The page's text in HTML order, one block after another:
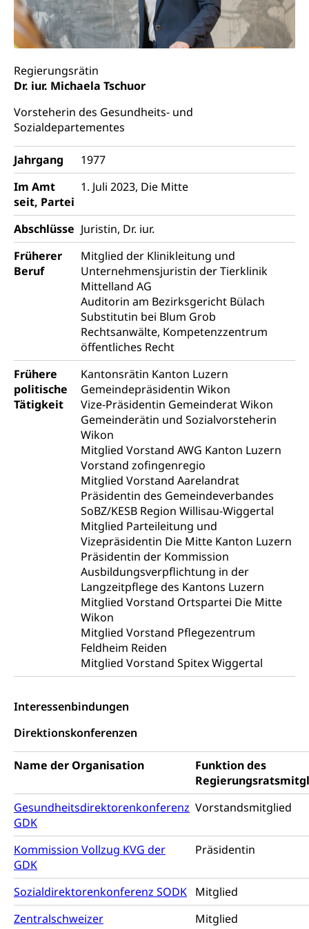
Regierungsrätin
Dr. iur. Michaela Tschuor
Vorsteherin des Gesundheits- und
Sozialdepartementes
Jahrgang
1977
Im Amt
seit, Partei
1. Juli 2023, Die Mitte
Abschlüsse Juristin, Dr. iur.
Früherer
Beruf
Mitglied der Klinikleitung und
Unternehmensjuristin der Tierklinik
Mittelland AG
Auditorin am Bezirksgericht Bülach
Substitutin bei Blum Grob
Rechtsanwälte, Kompetenzzentrum
öffentliches Recht
Frühere
politische
Tätigkeit
Kantonsrätin Kanton Luzern
Gemeindepräsidentin Wikon
Vize-Präsidentin Gemeinderat Wikon
Gemeinderätin und Sozialvorsteherin
Wikon
Mitglied Vorstand AWG Kanton Luzern
Vorstand zofingenregio
Mitglied Vorstand Aarelandrat
Präsidentin des Gemeindeverbandes
SoBZ/KESB Region Willisau-Wiggertal
Mitglied Parteileitung und
Vizepräsidentin Die Mitte Kanton Luzern
Präsidentin der Kommission
Ausbildungsverpflichtung in der
Langzeitpflege des Kantons Luzern
Mitglied Vorstand Ortspartei Die Mitte
Wikon
Mitglied Vorstand Pflegezentrum
Feldheim Reiden
Mitglied Vorstand Spitex Wiggertal
Interessenbindungen
Direktionskonferenzen
Name der Organisation
Funktion des
Gesundheitsdirektorenkonferenz
GDK
Vorstandsmitglied
Kommission Vollzug KVG der
GDK
Präsidentin
Sozialdirektorenkonferenz SODK Mitglied
Zentralschweizer
Mitglied
Archiv der Denkmalpflege
Dienststelle Kultur
Kunst & Kultur (Luzern Tourismus)
Kulturförderung
kulturelles Angebot, Kulturerbe, kulturelles Erbe,
Nachwuchsförderung, Vermittlung, Selektive
Förderung, Kulturausschreibungen, Kulturpreis,
Werkbeitrag, Produktionsbeitrag, Recherche,
Bildende Kunst, Angewandte Kunst, Theater/Tanz,
Musik, Entwicklung, Programmbeiträge,
Filmförderung, Regionale Förderfonds,
Werkankäufe, Kunstankäufe, Kunst und Bau, Schule
und Kultur, Kulturgesuche, Kulturvermittlung
Kulturförderung und Vermittlung
Angebote für Schulklassen
Zentralschweizer Filmförderung
Mobilität
Schiene und öffentlicher Verkehr
Schienenverkehr, Zugverkehr, Bahnverkehr,
Transportmittel, öffentlicher Verkehr
Verkehrsverbund Luzern VVL
Öffentlicher Verkehr Luzern Mobil
Schifffahrt
Schiffsverkehr, Binnenschifffahrt, Seeschifffahrt,
Flussschifffahrt
Schifffahrt (Strassenverkehrsamt)
Strasse
Autoverkehr, Lastwagenverkehr, Schwerverkehr,
leistungsabhängige Schwerverkehrsabgabe,
Langsamverkehr, Transportmittel, Auto, Motorrad,
Individualverkehr
zentras (Betrieb und Unterhalt LU, OW, NW,
ZG)
Strassenverkehrsamt
Verkehr und Infrastruktur vif
Kantonsstrassen
Persönliches
Geburt, Heirat, Ehe, Partnerschaft, Tod,
Zivilstandsamt, Zivilstandsregiste
Zivilstandswesen
Adoptivkind, Adoptiveltern, Adoptionsvermittlung,
Adoptionsverfahren, elterliche Gewalt, elterliche
Aufenthaltsbewilligungen
Niederlassung, Wohnsitz
Amt für Migration
Ausweise und Bescheinigungen
Reisepass, Identitätskarte, Visum, Geburtsurkunde
Jagdausweis, Fischereiausweis
Strafregisterauszug bestellen
Reisepass, Identitätskarte
Strassenverkehrsamt (Führerausweis,
Einbürgerung
Nationalität, Staatsangehörigkeit,
Staatsbürgerschaft, Bürgerrecht, Erwerb des
Bürgerrechts, Verlust des Bürgerrechts,
Einbürgerungsverfahren
Einbürgerungen
Geburt